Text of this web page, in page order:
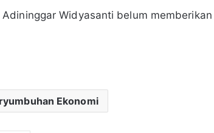
Widyasanti belum memberikan
Ekonomi